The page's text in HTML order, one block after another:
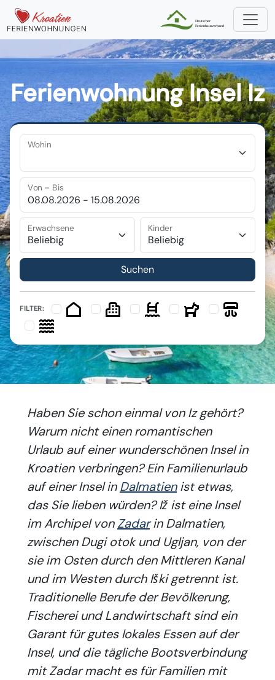
Ferienwohnung Insel Iz
Wohin
Von – Bis
Erwachsene Kinder
FILTER:
Haben Sie schon einmal von Iz gehört?
Warum nicht einen romantischen
Urlaub auf einer wunderschönen Insel in
Kroatien verbringen? Ein Familienurlaub
auf einer Insel inDalmatienist etwas,
das Sie lieben würden? Iž ist eine Insel
im Archipel vonZadarin Dalmatien,
zwischen Dugi otok und Ugljan, von der
sie im Osten durch den Mittleren Kanal
und im Westen durch Iški getrennt ist.
Traditionelle Berufe der Bevölkerung,
Fischerei und Landwirtschaft sind ein
Garant für gutes lokales Essen auf der
Insel, und die tägliche Bootsverbindung
mit Zadar macht es für Familien mit